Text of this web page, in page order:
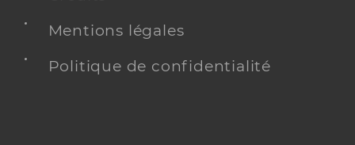
Mentions légales
Politique de confidentialité